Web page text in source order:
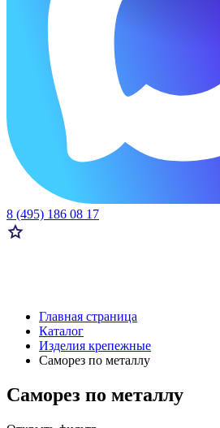
8 (495) 186 08 17
Главная страница
Каталог
Изделия крепежные
Саморез по металлу
Саморез по металлу